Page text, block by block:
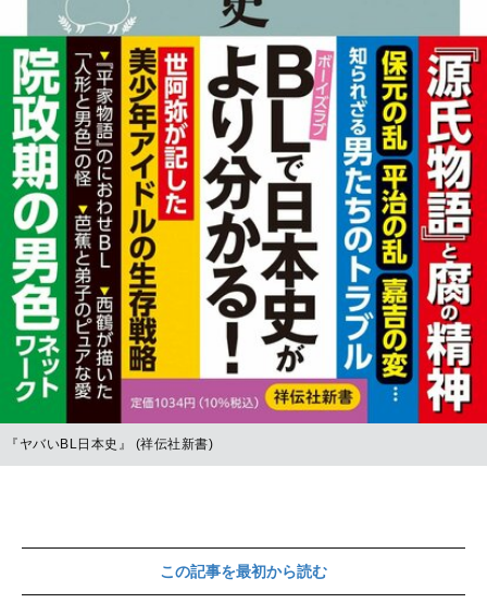
『ヤバいBL日本史』 (祥伝社新書)
この記事を最初から読む